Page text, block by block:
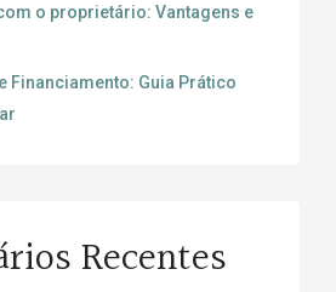
o proprietário: Vantagens e
Financiamento: Guia Prático
Recentes